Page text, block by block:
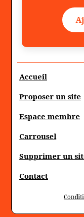
Accueil
Proposer un site
Espace membre
Carrousel
Supprimer un
Contact